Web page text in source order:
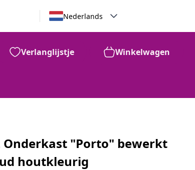
Nederlands
Verlanglijstje Winkelwagen
Onderkast "Porto" bewerkt
houtkleurig